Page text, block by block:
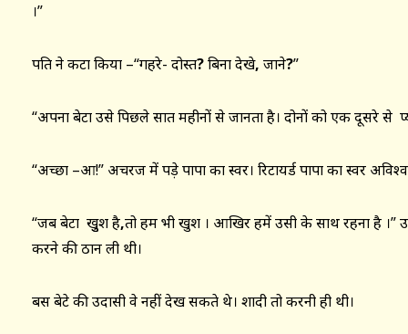
।”
पति ने कटाक्ष किया –“गहरे- दोस्त?बिना देखे, जाने?”
“अपना बेटा उसे पिछले सात महीनों से जानता है। दोनों को एक दूसरे से
“अच्छा –आ!” अचरज में पड़े पापा का स्वर। रिटायर्ड पापा का स्वर
“जब बेटा खुुश है,तो हम भी खुश । आखिर हमें उसी के साथ रहना है ।”
करने की ठान ली थी।
बस बेटे की उदासी वे नहीं देख सकते थे। शादी तो करनी ही थी।